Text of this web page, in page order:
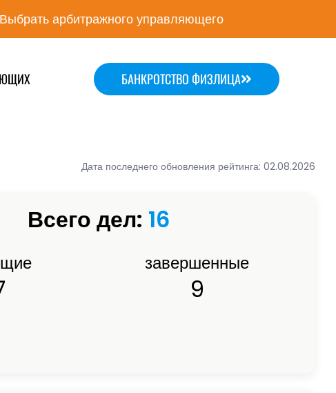
Выбрать арбитражного управляющего
БАНКРОТСТВО ФИЗЛИЦА
Дата последнего обновления рейтинга: 02.08.2026
Всего дел: 16
завершенные
9